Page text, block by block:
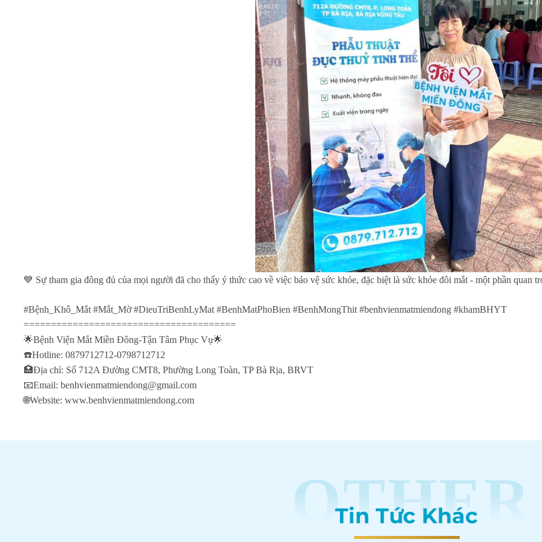
💙 Sự tham gia đông đủ của mọi người đã cho thấy ý thức cao về việc bảo vệ sức khỏe, đặc biệt là sức khỏe đôi mắt - một phần quan
#Bệnh_Khô_Mắt #Mắt_Mờ #DieuTriBenhLyMat #BenhMatPhoBien #BenhMongThit #benhvienmatmiendong #khamBHYT
=======================================
🌟Bệnh Viện Mắt Miền Đông-Tận Tâm Phục Vụ🌟
☎️Hotline: 0879712712-0798712712
🏥Địa chỉ: Số 712A Đường CMT8, Phường Long Toàn, TP Bà Rịa, BRVT
📧Email: benhvienmatmiendong@gmail.com
🌐Website: www.benhvienmatmiendong.com
OTHER
Tin Tức Khác